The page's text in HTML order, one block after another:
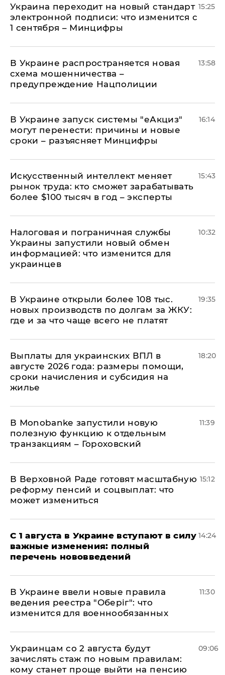
Украина переходит на новый стандарт
электронной подписи: что изменится с
1 сентября – Минцифры
15:25
В Украине распространяется новая
схема мошенничества –
предупреждение Нацполиции
13:58
В Украине запуск системы "еАкциз"
могут перенести: причины и новые
сроки – разъясняет Минцифры
16:14
Искусственный интеллект меняет
рынок труда: кто сможет зарабатывать
более $100 тысяч в год – эксперты
15:43
Налоговая и пограничная службы
Украины запустили новый обмен
информацией: что изменится для
украинцев
10:32
В Украине открыли более 108 тыс.
новых производств по долгам за ЖКУ:
где и за что чаще всего не платят
19:35
Выплаты для украинских ВПЛ в
августе 2026 года: размеры помощи,
сроки начисления и субсидия на
жилье
18:20
В Мonobankе запустили новую
полезную функцию к отдельным
транзакциям – Гороховский
11:39
В Верховной Раде готовят масштабную
реформу пенсий и соцвыплат: что
может измениться
15:12
С 1 августа в Украине вступают в силу
важные изменения: полный
перечень нововведений
14:24
В Украине ввели новые правила
ведения реестра "Оберіг": что
изменится для военнообязанных
11:30
Украинцам со 2 августа будут
зачислять стаж по новым правилам:
кому станет проще выйти на пенсию
09:06